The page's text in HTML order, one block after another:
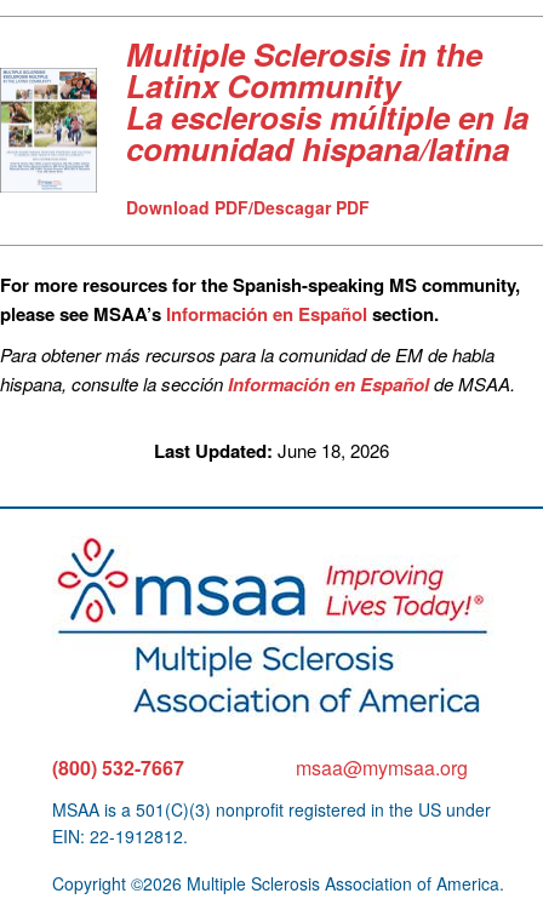
Multiple Sclerosis in the
Latinx Community
La esclerosis múltiple en la
comunidad hispana/latina
Download PDF/Descagar PDF
For more resources for the Spanish-speaking MS community,
please see MSAA’s Información en Español section.
Para obtener más recursos para la comunidad de EM de habla
hispana, consulte la secciónInformación en Españolde MSAA.
Last Updated: June 18, 2026
(800) 532-7667 msaa@mymsaa.org
MSAA is a 501(C)(3) nonprofit registered in the US under
EIN: 22-1912812.
Copyright ©2026 Multiple Sclerosis Association of America.